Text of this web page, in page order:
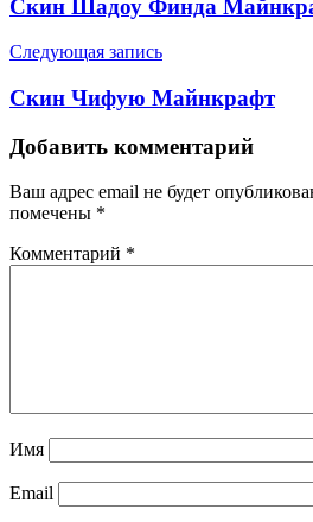
Скин Шадоу Финда
Следующая запись
Скин Чифую Майнкрафт
Добавить комментарий
Ваш адрес email не будет
помечены *
Комментарий *
Имя
Email